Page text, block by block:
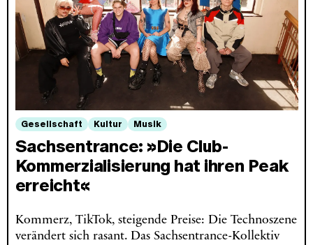
Gesellschaft Kultur Musik
Sachsentrance: »Die Club-
Kommerzialisierung hat ihren Peak
erreicht«
Kommerz, TikTok, steigende Preise: Die Technoszene
verändert sich rasant. Das Sachsentrance-Kollektiv